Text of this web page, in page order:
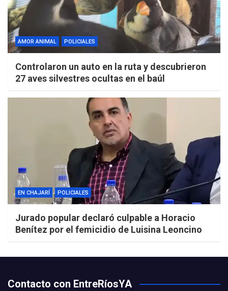
AMOR ANIMAL POLICIALES
Controlaron un auto en la ruta y descubrieron
27 aves silvestres ocultas en el baúl
EN CHAJARÍ POLICIALES
Jurado popular declaró culpable a Horacio
Benítez por el femicidio de Luisina Leoncino
Contacto con EntreRíosYA